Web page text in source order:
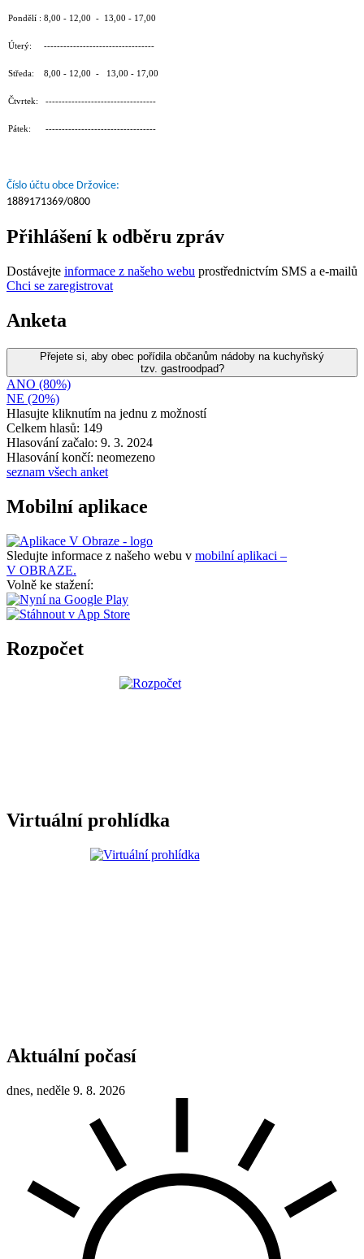
Pondělí : 8,00 - 12,00 - 13,00 - 17,00
Úterý: ----------------------------------
Středa: 8,00 - 12,00 - 13,00 - 17,00
Čtvrtek: ----------------------------------
Pátek: ----------------------------------
Číslo účtu obce Držovice:
1889171369/0800
Přihlášení k odběru zpráv
Dostávejte informace z našeho webu prostřednictvím SMS a e-mailů
Chci se zaregistrovat
Anketa
Přejete si, aby obec pořídila občanům nádoby na kuchyňský
tzv. gastroodpad?
ANO (80%)
NE (20%)
Hlasujte kliknutím na jednu z možností
Celkem hlasů: 149
Hlasování začalo: 9. 3. 2024
Hlasování končí: neomezeno
seznam všech anket
Mobilní aplikace
Sledujte informace z našeho webu v mobilní aplikaci –
V OBRAZE.
Volně ke stažení:
Rozpočet
Virtuální prohlídka
Aktuální počasí
dnes, neděle 9. 8. 2026